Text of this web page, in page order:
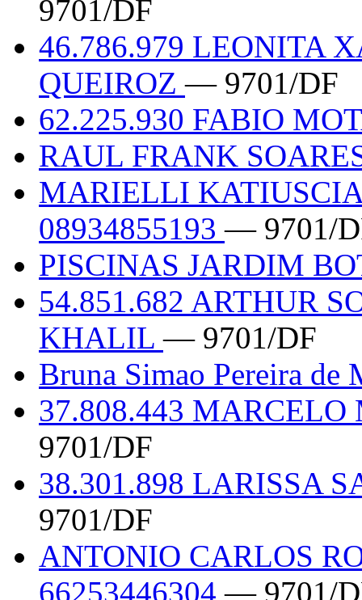
9701/DF
46.786.979 LEONITA
QUEIROZ— 9701/DF
62.225.930 FABIO
RAUL FRANK
MARIELLI
08934855193— 9701/
PISCINAS JARDIM
54.851.682 ARTHUR
KHALIL— 9701/DF
Bruna Simao Pereira de
37.808.443
9701/DF
38.301.898 LARISSA
9701/DF
ANTONIO CARLOS
66253446304— 9701/